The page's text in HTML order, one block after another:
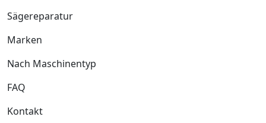
Sägereparatur
Marken
Nach Maschinentyp
FAQ
Kontakt